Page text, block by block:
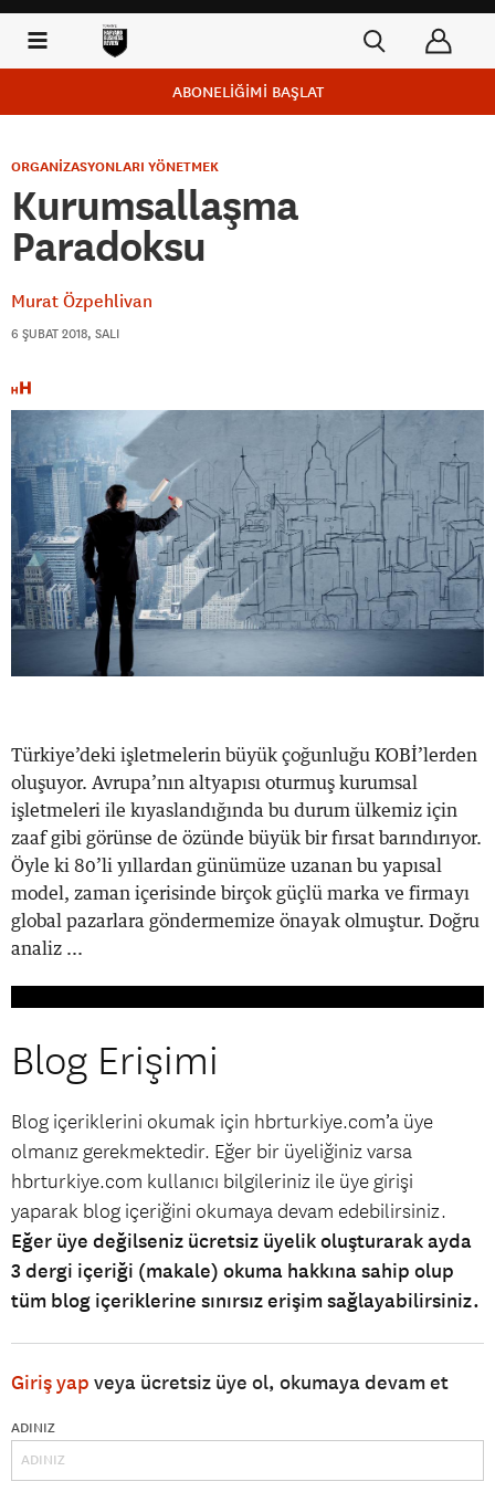
ABONELİĞİMİ BAŞLAT
ORGANİZASYONLARI YÖNETMEK
Kurumsallaşma
Paradoksu
Murat Özpehlivan
6 ŞUBAT 2018, SALI
Türkiye’deki işletmelerin büyük çoğunluğu KOBİ’lerden
oluşuyor. Avrupa’nın altyapısı oturmuş kurumsal
işletmeleri ile kıyaslandığında bu durum ülkemiz için
zaaf gibi görünse de özünde büyük bir fırsat barındırıyor.
Öyle ki 80’li yıllardan günümüze uzanan bu yapısal
model, zaman içerisinde birçok güçlü marka ve firmayı
global pazarlara göndermemize önayak olmuştur. Doğru
analiz ...
Blog Erişimi
Blog içeriklerini okumak için hbrturkiye.com’a üye
olmanız gerekmektedir. Eğer bir üyeliğiniz varsa
hbrturkiye.com kullanıcı bilgileriniz ile üye girişi
yaparak blog içeriğini okumaya devam edebilirsiniz.
Eğer üye değilseniz ücretsiz üyelik oluşturarak ayda
3 dergi içeriği (makale) okuma hakkına sahip olup
tüm blog içeriklerine sınırsız erişim sağlayabilirsiniz.
Giriş yap veya ücretsiz üye ol, okumaya devam et
ADINIZ